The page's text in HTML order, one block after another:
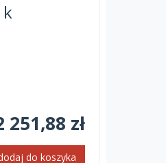
251,88 zł
do koszyka